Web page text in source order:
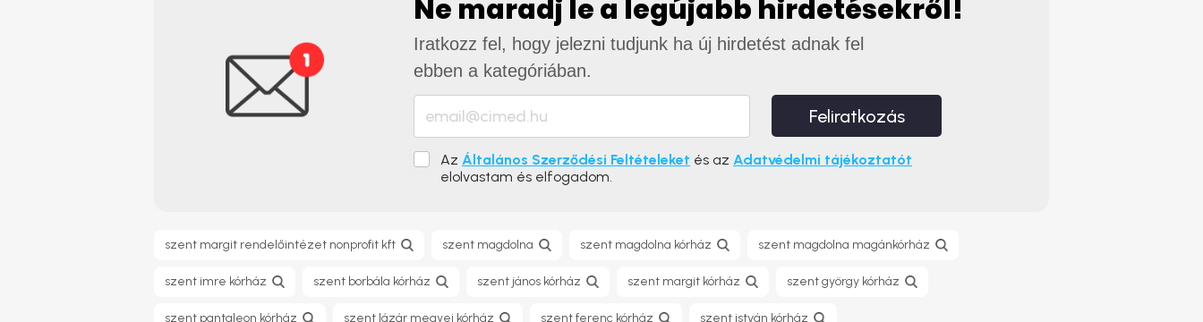
Ne maradj le a legújabb hirdetésekről!
Iratkozz fel, hogy jelezni tudjunk ha új hirdetést adnak fel
ebben a kategóriában.
Feliratkozás
Az Általános Szerződési Feltételeket és az Adatvédelmi tájékoztatót
elolvastam és elfogadom.
szent margit rendelőintézet nonprofit kft szent magdolna szent magdolna kórház szent magdolna magánkórház
szent imre kórház szent borbála kórház szent jános kórház szent margit kórház szent györgy kórház
szent pantaleon kórház szent lázár megyei kórház szent ferenc kórház szent istván kórház